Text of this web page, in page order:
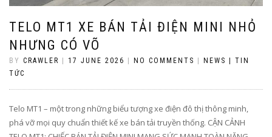
TELO MT1 XE BÁN TẢI ĐIỆN MINI NHỎ
NHƯNG CÓ VÕ
BY CRAWLER | 17 JUNE 2026 | NO COMMENTS | NEWS | TIN
TỨC
Telo MT1 – một trong những biểu tượng xe điện đô thị thông minh,
phá vỡ mọi quy chuẩn thiết kế xe bán tải truyền thống. CẬN CẢNH